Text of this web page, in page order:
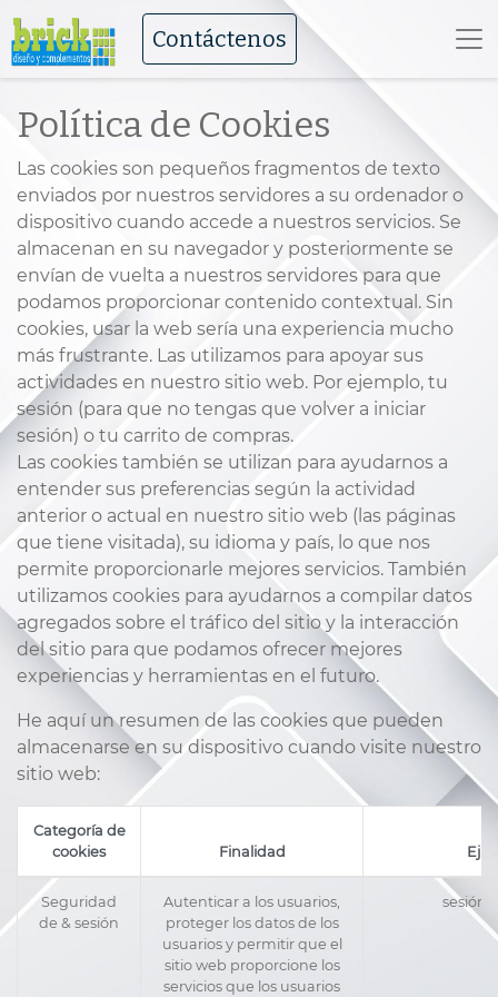
Contáctenos
Política de Cookies
Las cookies son pequeños fragmentos de texto
enviados por nuestros servidores a su ordenador o
dispositivo cuando accede a nuestros servicios. Se
almacenan en su navegador y posteriormente se
envían de vuelta a nuestros servidores para que
podamos proporcionar contenido contextual. Sin
cookies, usar la web sería una experiencia mucho
más frustrante. Las utilizamos para apoyar sus
actividades en nuestro sitio web. Por ejemplo, tu
sesión (para que no tengas que volver a iniciar
sesión) o tu carrito de compras.
Las cookies también se utilizan para ayudarnos a
entender sus preferencias según la actividad
anterior o actual en nuestro sitio web (las páginas
que tiene visitada), su idioma y país, lo que nos
permite proporcionarle mejores servicios. También
utilizamos cookies para ayudarnos a compilar datos
agregados sobre el tráfico del sitio y la interacción
del sitio para que podamos ofrecer mejores
experiencias y herramientas en el futuro.
He aquí un resumen de las cookies que pueden
almacenarse en su dispositivo cuando visite nuestro
sitio web:
Categoría de
cookies
Finalidad
Seguridad
de & sesión
Autenticar a los usuarios,
proteger los datos de los
usuarios y permitir que el
sitio web proporcione los
servicios que los usuarios